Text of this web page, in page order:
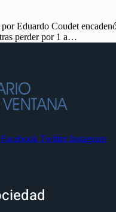
Eduardo Coudet
perder por 1 a…
Facebook Twitter Instagram